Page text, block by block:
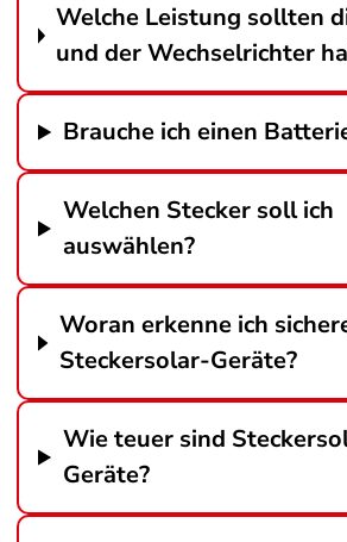
Welche Leistung sollten
und der Wechselrichter
Brauche ich einen
Welchen Stecker soll ich
auswählen?
Woran erkenne ich
Steckersolar-Geräte?
Wie teuer sind
Geräte?